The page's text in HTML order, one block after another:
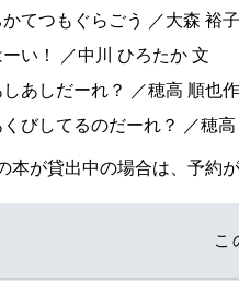
かてつもぐらごう ／大森 裕
ーい！ ／中川 ひろたか 文
しあしだーれ？ ／穂高 順也作
くびしてるのだーれ？ ／穂
本が貸出中の場合は、予約が
こ